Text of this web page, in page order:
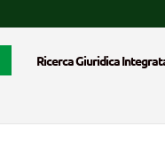
Ricerca Giuridica